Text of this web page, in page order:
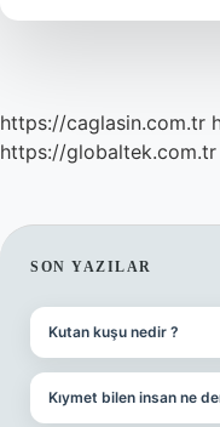
Mı
https://caglasin.com.tr
https://globaltek.com.tr
SIDEBAR
SON YAZILAR
Kutan kuşu nedir ?
Kıymet bilen insan ne